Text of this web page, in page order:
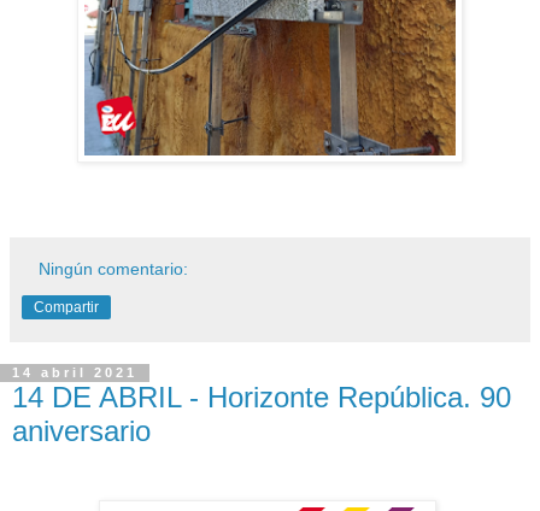
Ningún comentario:
Compartir
14 abril 2021
14 DE ABRIL - Horizonte República. 90
aniversario